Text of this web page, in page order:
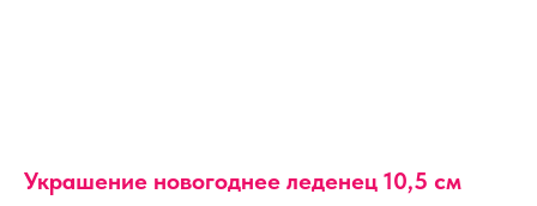
Украшение новогоднее леденец 10,5 см